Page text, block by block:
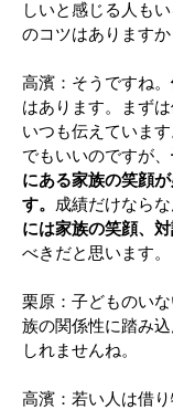
しいと感じる人も
のコツはありますか
高濱：そうですね。
はあります。まず
いつも伝えていま
でもいいのですが、
にある家族の笑顔
す。 成績だけなら
には家族の笑顔、対
べきだと思います。
栗原：子どものい
族の関係性に踏み
しれませんね。
高濱：若い人は借